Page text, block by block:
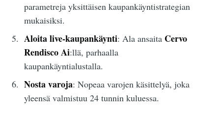
parametreja yksittäisen kaupankäyntistrategian
mukaisiksi.
Aloita live-kaupankäynti: Ala ansaita Cervo
Rendisco Ai:llä, parhaalla
kaupankäyntialustalla.
Nosta varoja: Nopeaa varojen käsittelyä, joka
yleensä valmistuu 24 tunnin kuluessa.